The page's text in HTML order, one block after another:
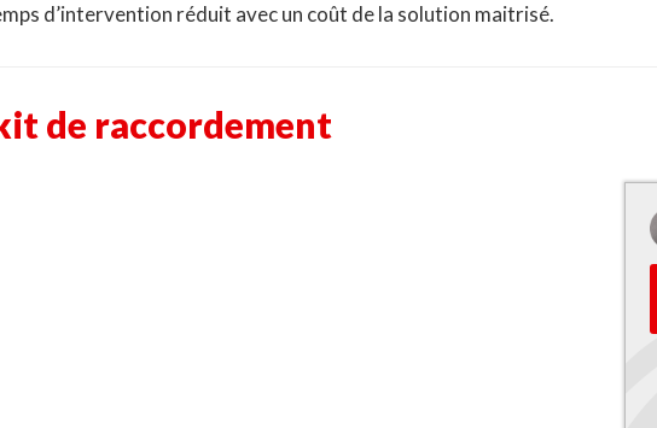
d’intervention réduit avec un coût de la solution maitrisé.
de raccordement